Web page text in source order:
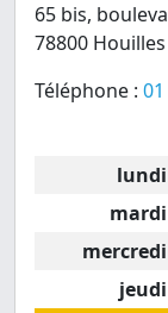
65 bis,
78800 Houilles
Téléphone :
lundi
mardi
mercredi
jeudi